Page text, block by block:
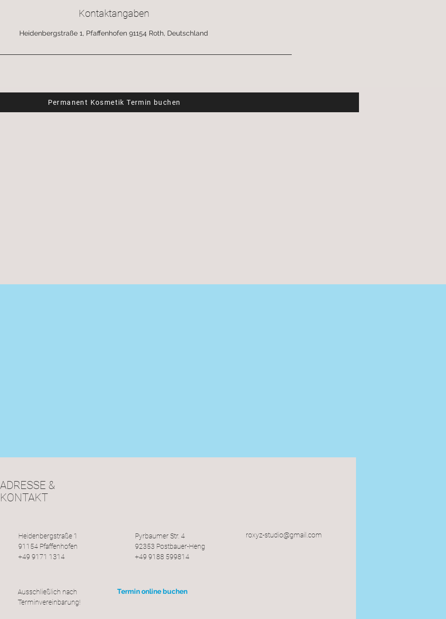
Kontaktangaben
Heidenbergstraße 1, Pfaffenhofen 91154 Roth, Deutschland
Permanent Kosmetik Termin buchen
ADRESSE &
KONTAKT
Heidenbergstraße 1
91154 Pfaffenhofen
+49 9171 1314
Pyrbaumer Str. 4
92353 Postbauer-Heng
+49 9188 599814​​​
roxyz-studio@gmail.com
Ausschließlich nach
Terminvereinbarung!
Termin online buchen